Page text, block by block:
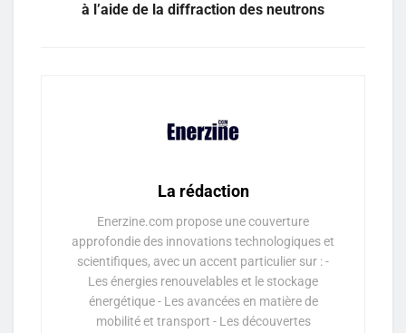
à l’aide de la diffraction des neutrons
La rédaction
Enerzine.com propose une couverture
approfondie des innovations technologiques et
scientifiques, avec un accent particulier sur : -
Les énergies renouvelables et le stockage
énergétique - Les avancées en matière de
mobilité et transport - Les découvertes